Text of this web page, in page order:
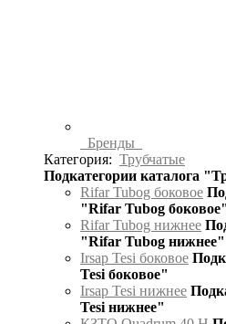
Бренды
Категория: Трубчатые
Подкатегории каталога
Rifar Tubog боковое
"Rifar Tubog боковое"
Rifar Tubog нижнее
"Rifar Tubog нижнее"
Irsap Tesi боковое
Tesi боковое"
Irsap Tesi нижнее
Tesi нижнее"